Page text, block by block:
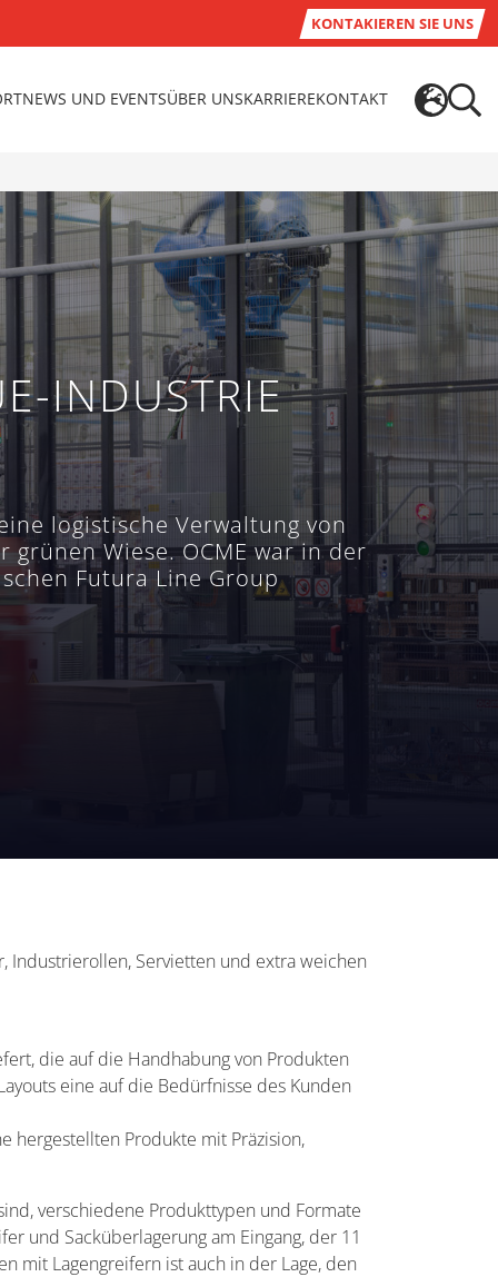
KONTAKIEREN SIE UNS
NEWS UND EVENTSÜBER UNSKARRIEREKONTAKT
INDUSTRIE
logistische Verwaltung von
Wiese. OCME war in der
Futura Line Group
Industrierollen, Servietten und extra weichen
die auf die Handhabung von Produkten
eine auf die Bedürfnisse des Kunden
hergestellten Produkte mit Präzision,
verschiedene Produkttypen und Formate
und Sacküberlagerung am Eingang, der 11
mit Lagengreifern ist auch in der Lage, den